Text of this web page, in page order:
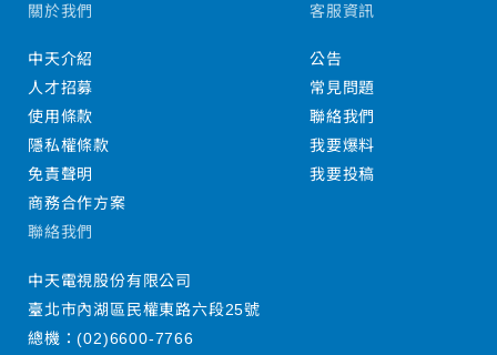
關於我們
中天介紹
人才招募
使用條款
隱私權條款
免責聲明
商務合作方案
客服資訊
公告
常見問題
聯絡我們
我要爆料
我要投稿
聯絡我們
中天電視股份有限公司
臺北市內湖區民權東路六段25號
總機：(02)6600-7766